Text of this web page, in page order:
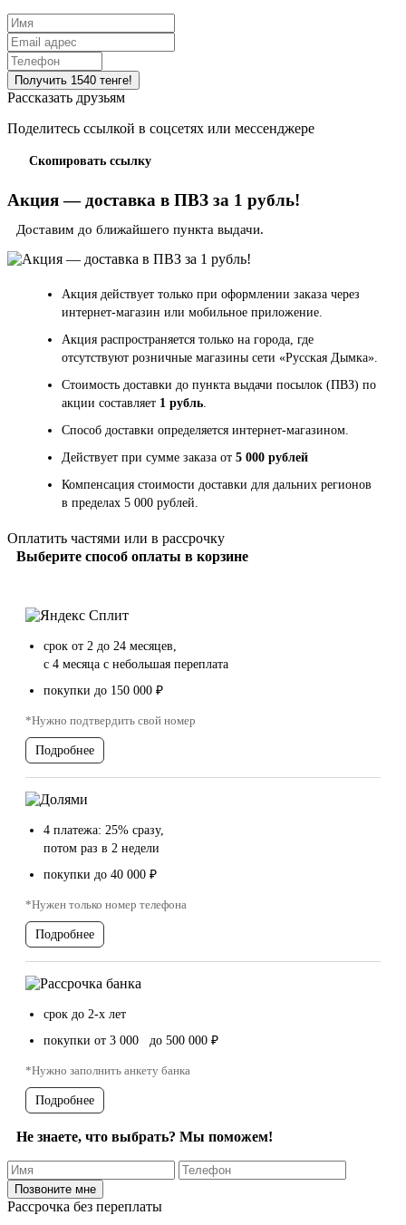
Рассказать друзьям
Поделитесь ссылкой в соцсетях или мессенджере
Скопировать ссылку
Акция — доставка в ПВЗ за 1 рубль!
Доставим до ближайшего пункта выдачи.
Акция действует только при оформлении заказа через
интернет-магазин или мобильное приложение.
Акция распространяется только на города, где
отсутствуют розничные магазины сети «Русская Дымка».
Стоимость доставки до пункта выдачи посылок (ПВЗ) по
акции составляет 1 рубль.
Способ доставки определяется интернет-магазином.
Действует при сумме заказа от 5 000 рублей
Компенсация стоимости доставки для дальних регионов
в пределах 5 000 рублей.
Оплатить частями или в рассрочку
Выберите способ оплаты в корзине
срок от 2 до 24 месяцев,
с 4 месяца с небольшая переплата
покупки до 150 000 ₽
*Нужно подтвердить свой номер
Подробнее
4 платежа: 25% сразу,
потом раз в 2 недели
покупки до 40 000 ₽
*Нужен только номер телефона
Подробнее
срок до 2-х лет
покупки от 3 000 до 500 000 ₽
*Нужно заполнить анкету банка
Подробнее
Не знаете, что выбрать? Мы поможем!
Рассрочка без переплаты